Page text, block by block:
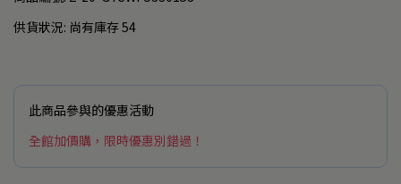
供貨狀況: 尚有庫存 54
此商品參與的優惠活動
全館加價購，限時優惠別錯過！